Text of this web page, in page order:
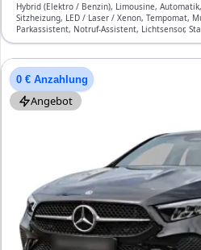
Hybrid (Elektro / Benzin), Limousine,
Sitzheizung, LED / Laser / Xenon, Tempomat,
Parkassistent, Notruf-Assistent, Lichtsensor,
Freisprecheinrichtung, Verkehrszeichen-
0 € Anzahlung
Angebot